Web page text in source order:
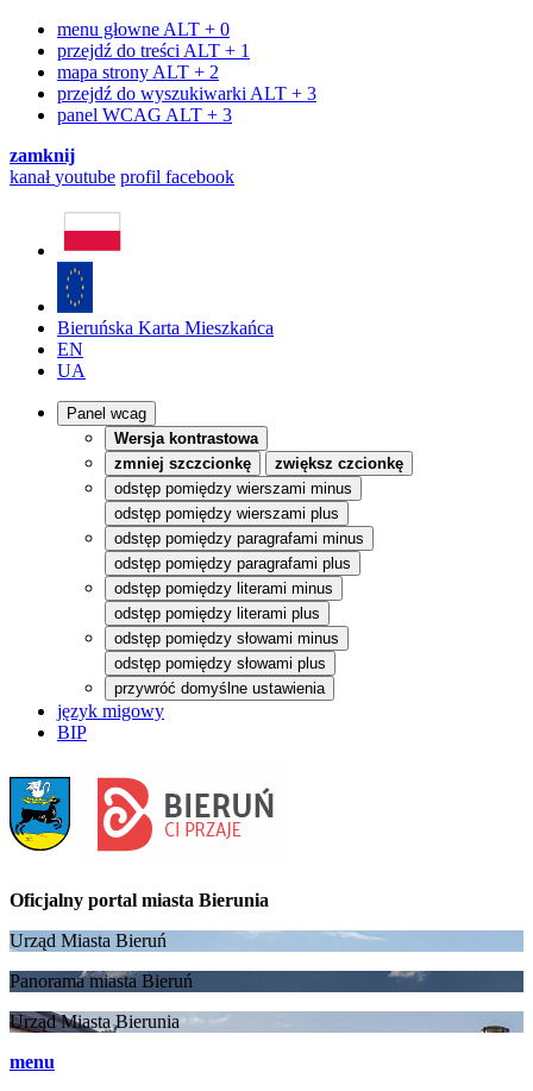
menu głowne ALT + 0
przejdź do treści ALT + 1
mapa strony ALT + 2
przejdź do wyszukiwarki ALT + 3
panel WCAG ALT + 3
zamknij
kanałyoutube profil facebook
Bieruńska Karta Mieszkańca
EN
UA
Panel wcag
Wersja kontrastowa
zmniej szczcionkę
zwiększ czcionkę
odstęp pomiędzy wierszami minus
odstęp pomiędzy wierszami plus
odstęp pomiędzy paragrafami minus
odstęp pomiędzy paragrafami plus
odstęp pomiędzy literami minus
odstęp pomiędzy literami plus
odstęp pomiędzy słowami minus
odstęp pomiędzy słowami plus
przywróć domyślne ustawienia
język migowy
BIP
Oficjalny portal miasta Bierunia
Urząd Miasta Bieruń
Panorama miasta Bieruń
Urząd Miasta Bierunia
menu